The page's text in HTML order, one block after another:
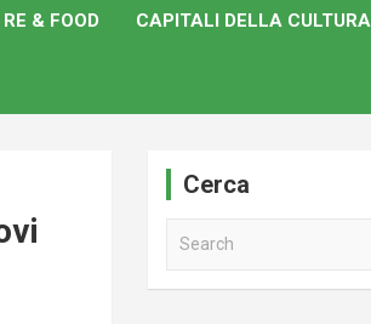
RE & FOOD CAPITALI DELLA CULTURA
Cerca